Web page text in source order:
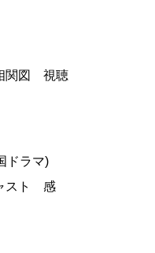
関図 視聴
ドラマ)
スト 感